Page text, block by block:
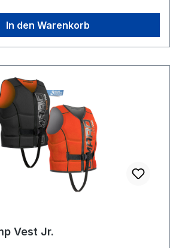
In den Warenkorb
Vest Jr.